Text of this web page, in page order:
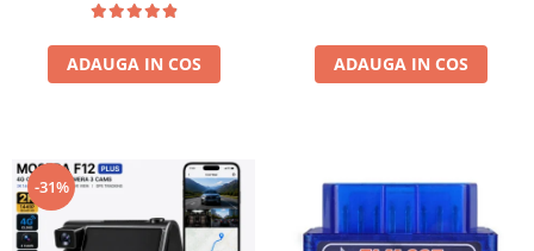
Chrysler
Smart
Fiat
Rame adaptoare Hyundai
Rame adaptoare Chevrolet
Rame adaptoare Jeep
Rame adaptoare Dodge
ADAUGA IN COS ADAUGA IN COS
-31%